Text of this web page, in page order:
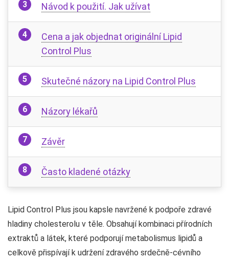
Návod k použití. Jak užívat
Cena a jak objednat originální Lipid
Control Plus
Skutečné názory na Lipid Control Plus
Názory lékařů
Závěr
Často kladené otázky
Lipid Control Plus jsou kapsle navržené k podpoře zdravé
hladiny cholesterolu v těle. Obsahují kombinaci přírodních
extraktů a látek, které podporují metabolismus lipidů a
celkově přispívají k udržení zdravého srdečně-cévního